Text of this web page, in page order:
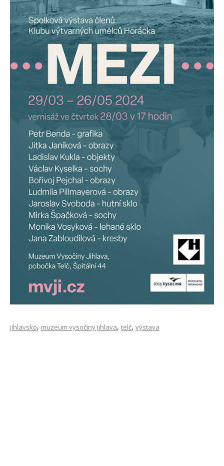
jihlavsko, muzeum vysočiny jihlava, telč, výstava